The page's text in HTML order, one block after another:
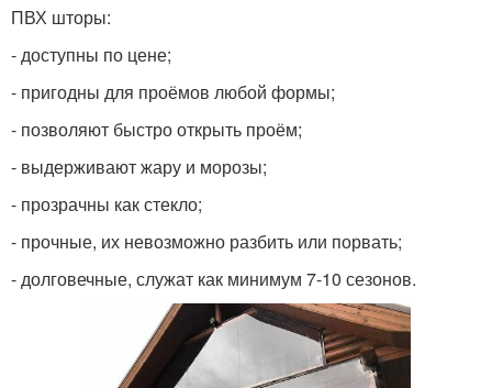
ПВХ шторы:
- доступны по цене;
- пригодны для проёмов любой формы;
- позволяют быстро открыть проём;
- выдерживают жару и морозы;
- прозрачны как стекло;
- прочные, их невозможно разбить или порвать;
- долговечные, служат как минимум 7-10 сезонов.